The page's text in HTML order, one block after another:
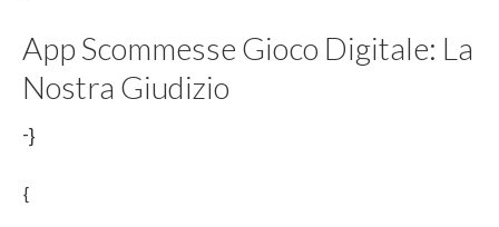
App Scommesse Gioco Digitale: La
Nostra Giudizio
-}
{